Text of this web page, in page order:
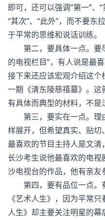
即可，还可以强调“第一”、“
“其次”、“此外”，而不要东
于平常的思维和说话训练。
第二，要具体一点。要
的电视栏目”，有人说是最
接下来还应该宏观介绍这
一期《清东陵慈禧墓》。
有具体而典型的材料，不是
第三，要实在一点。理
样展开，但希望真实、贴
最喜欢的节目主持人是文
长沙考生说他最喜欢的电
沙电视台的作品，他有亲友
第四，要有品位一点。
《艺术人生》，因为平常
人生》却主要关注明星的幕